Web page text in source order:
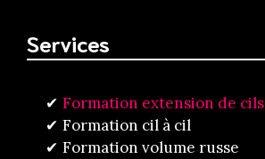
Services
Formation extension de cils
Formation cil à cil
Formation volume russe